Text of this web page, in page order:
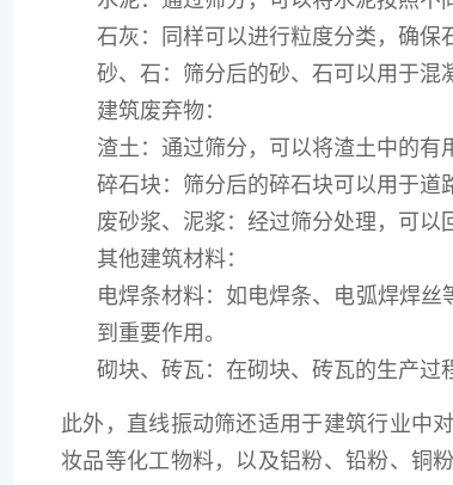
石灰：同样可以进行粒度分类，确保
砂、石：筛分后的砂、石可以用于混
建筑废弃物：
渣土：通过筛分，可以将渣土中的有
碎石块：筛分后的碎石块可以用于道
废砂浆、泥浆：经过筛分处理，可以
其他建筑材料：
电焊条材料：如电焊条、电弧焊焊
到重要作用。
砌块、砖瓦：在砌块、砖瓦的生产过
此外，直线振动筛还适用于建筑行业中
妆品等化工物料，以及铝粉、铅粉、铜